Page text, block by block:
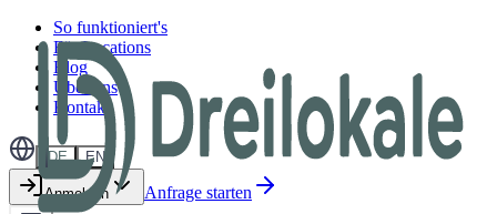
So funktioniert's
Für Locations
Blog
Über uns
Kontakt
DE EN
Anmelden Anfrage starten